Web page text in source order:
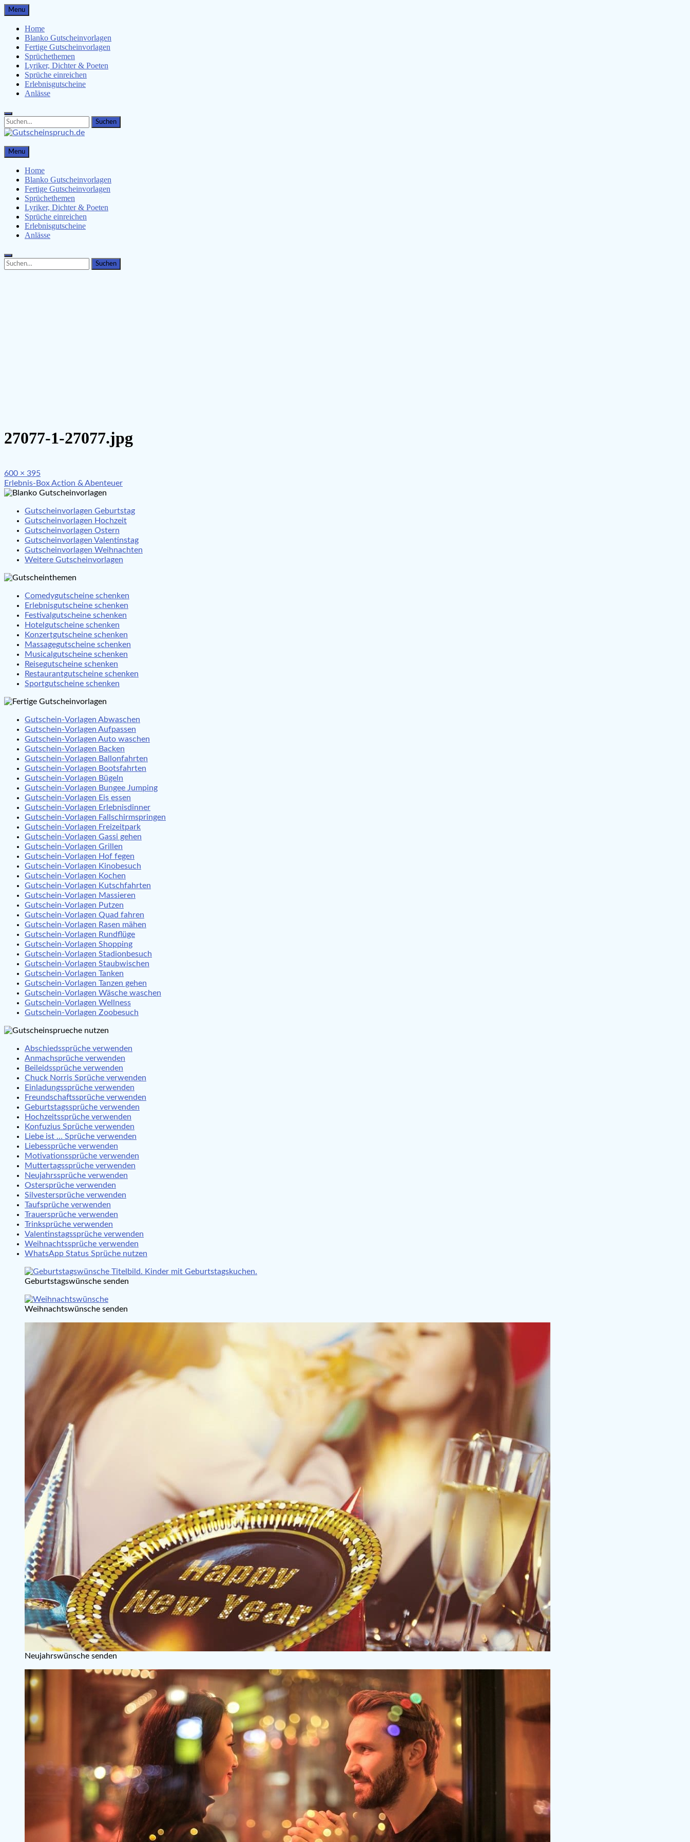
Skip
to
content
Menu
Home
Blanko Gutscheinvorlagen
Fertige Gutscheinvorlagen
Sprüchethemen
Lyriker, Dichter & Poeten
Sprüche einreichen
Erlebnisgutscheine
Anlässe
Search
for:
Search
Gutscheinspruch.de
Gutscheinsprüche & Gutscheinvorlagen finden
Menu
Home
Blanko Gutscheinvorlagen
Fertige Gutscheinvorlagen
Sprüchethemen
Lyriker, Dichter & Poeten
Sprüche einreichen
Erlebnisgutscheine
Anlässe
Search
for:
Search
27077-1-27077.jpg
Full
size
600 × 395
Beitragsnavigation
Erlebnis-Box Action & Abenteuer
Gutscheinvorlagen Geburtstag
Gutscheinvorlagen Hochzeit
Gutscheinvorlagen Ostern
Gutscheinvorlagen Valentinstag
Gutscheinvorlagen Weihnachten
Weitere Gutscheinvorlagen
Comedygutscheine schenken
Erlebnisgutscheine schenken
Festivalgutscheine schenken
Hotelgutscheine schenken
Konzertgutscheine schenken
Massagegutscheine schenken
Musicalgutscheine schenken
Reisegutscheine schenken
Restaurantgutscheine schenken
Sportgutscheine schenken
Gutschein-Vorlagen Abwaschen
Gutschein-Vorlagen Aufpassen
Gutschein-Vorlagen Auto waschen
Gutschein-Vorlagen Backen
Gutschein-Vorlagen Ballonfahrten
Gutschein-Vorlagen Bootsfahrten
Gutschein-Vorlagen Bügeln
Gutschein-Vorlagen Bungee Jumping
Gutschein-Vorlagen Eis essen
Gutschein-Vorlagen Erlebnisdinner
Gutschein-Vorlagen Fallschirmspringen
Gutschein-Vorlagen Freizeitpark
Gutschein-Vorlagen Gassi gehen
Gutschein-Vorlagen Grillen
Gutschein-Vorlagen Hof fegen
Gutschein-Vorlagen Kinobesuch
Gutschein-Vorlagen Kochen
Gutschein-Vorlagen Kutschfahrten
Gutschein-Vorlagen Massieren
Gutschein-Vorlagen Putzen
Gutschein-Vorlagen Quad fahren
Gutschein-Vorlagen Rasen mähen
Gutschein-Vorlagen Rundflüge
Gutschein-Vorlagen Shopping
Gutschein-Vorlagen Stadionbesuch
Gutschein-Vorlagen Staubwischen
Gutschein-Vorlagen Tanken
Gutschein-Vorlagen Tanzen gehen
Gutschein-Vorlagen Wäsche waschen
Gutschein-Vorlagen Wellness
Gutschein-Vorlagen Zoobesuch
Abschiedssprüche verwenden
Anmachsprüche verwenden
Beileidssprüche verwenden
Chuck Norris Sprüche verwenden
Einladungssprüche verwenden
Freundschaftssprüche verwenden
Geburtstagssprüche verwenden
Hochzeitssprüche verwenden
Konfuzius Sprüche verwenden
Liebe ist … Sprüche verwenden
Liebessprüche verwenden
Motivationssprüche verwenden
Muttertagssprüche verwenden
Neujahrssprüche verwenden
Ostersprüche verwenden
Silvestersprüche verwenden
Taufsprüche verwenden
Trauersprüche verwenden
Trinksprüche verwenden
Valentinstagssprüche verwenden
Weihnachtssprüche verwenden
WhatsApp Status Sprüche nutzen
Geburtstagswünsche senden
Weihnachtswünsche senden
Neujahrswünsche senden